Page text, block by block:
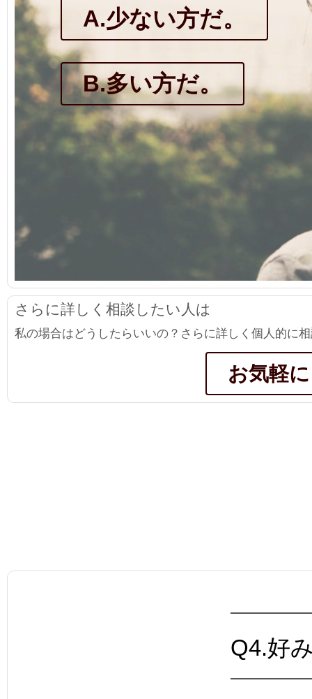
A.少ない方だ。
B.多い方だ。
さらに詳しく相談したい人は
私の場合はどうしたらいいの？さらに詳しく個人的に
お気軽
Q4.好